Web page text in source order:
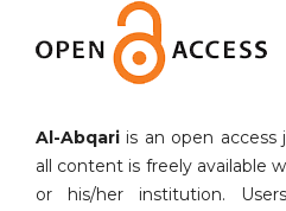
Al-Abqari is an open
all content is freely available
or his/her institution.